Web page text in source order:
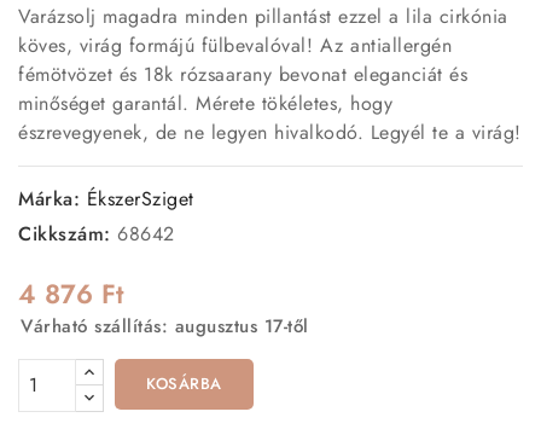
Varázsolj magadra minden pillantást ezzel a lila cirkónia
köves, virág formájú fülbevalóval! Az antiallergén
fémötvözet és 18k rózsaarany bevonat eleganciát és
minőséget garantál. Mérete tökéletes, hogy
észrevegyenek, de ne legyen hivalkodó. Legyél te a virág!
Márka: ÉkszerSziget
Cikkszám: 68642
4 876 Ft
Várható szállítás: augusztus 17-től
KOSÁRBA